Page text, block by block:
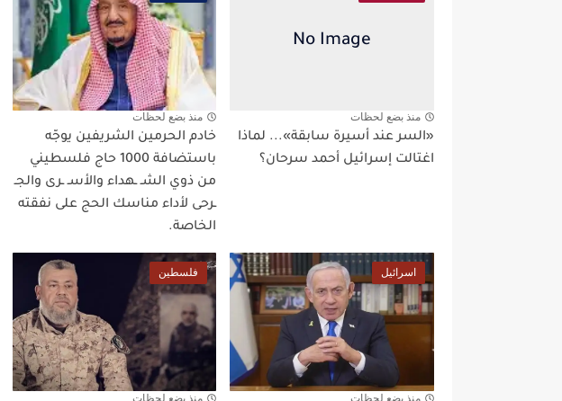
منذ بضع لحظات
«السر عند أسيرة سابقة»... لماذا
اغتالت إسرائيل أحمد سرحان؟
منذ بضع لحظات
خادم الحرمين الشريفين يوجّه
باستضافة 1000 حاج فلسطيني
من ذوي الشـ ـهداء والأسـ ـرى والجـ
ـرحى لأداء مناسك الحج على نفقته
الخاصة.
اسرائيل
منذ بضع لحظات
فلسطين
منذ بضع لحظات